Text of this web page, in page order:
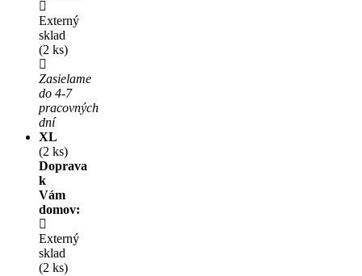
Externý
sklad
(2 ks)
Zasielame
do 4-7
pracovných
dní
XL
(2 ks)
Doprava
k
Vám
domov:
Externý
sklad
(2 ks)